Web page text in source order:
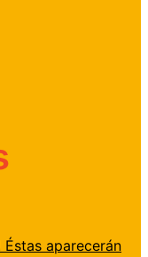
aparecerán